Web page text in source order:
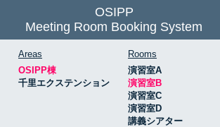
OSIPP
Meeting Room Booking System
Areas
OSIPP棟
千里エクステンション
Rooms
演習室A
演習室B
演習室C
演習室D
講義シアター